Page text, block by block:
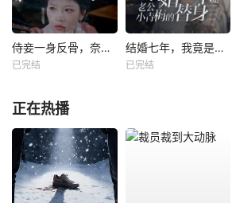
侍妾一身反骨，奈何侯爷只宠长公主
已完结
结婚七年，我竟是老公小青梅的替身
已完结
正在热播